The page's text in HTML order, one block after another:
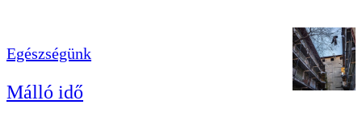
Egészségünk
Málló idő